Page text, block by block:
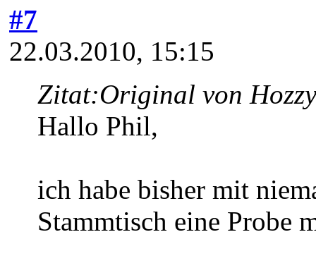
#7
22.03.2010, 15:15
Zitat:Original von Hozzy
Hallo Phil,
ich habe bisher mit
Stammtisch eine Probe